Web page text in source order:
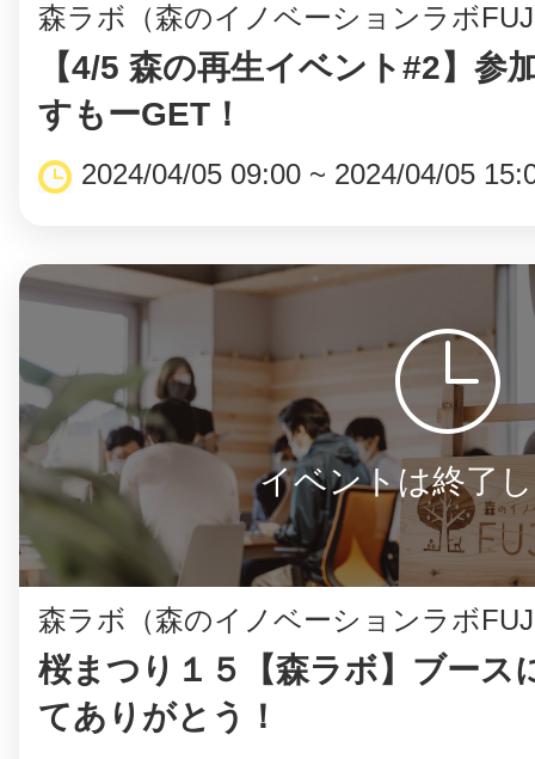
森ラボ（森のイノベーションラボ
【4/5 森の再生イベント#2】参
すもーGET！
2024/04/05 09:00 ~ 2024/04/05
イベントは終了
森ラボ（森のイノベーションラボ
桜まつり１５【森ラボ】ブース
てありがとう！